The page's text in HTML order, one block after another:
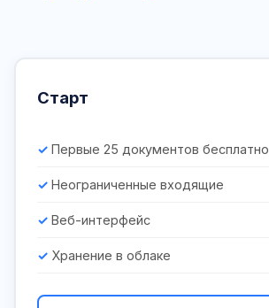
Старт
Первые 25 документов бесплатно
Неограниченные входящие
Веб-интерфейс
Хранение в облаке